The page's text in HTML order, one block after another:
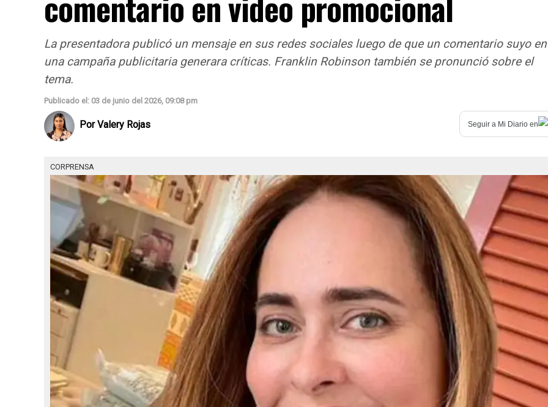
La presentadora publicó un mensaje en sus redes sociales luego de que un comentario suyo en
una campaña publicitaria generara críticas. Franklin Robinson también se pronunció sobre el
tema.
Publicado el: 03 de junio del 2026, 09:08 pm
PorValery Rojas Seguir a Mi Diario en
CORPRENSA